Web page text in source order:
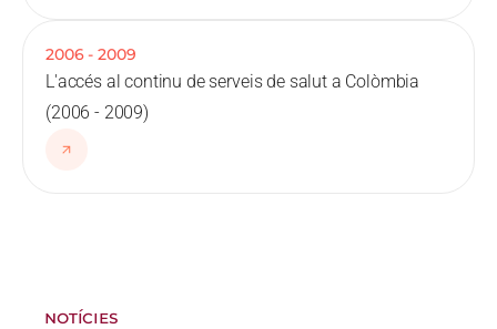
2006-2009
L'accés al continu de serveis de salut a Colòmbia
(2006 - 2009)
NOTÍCIES